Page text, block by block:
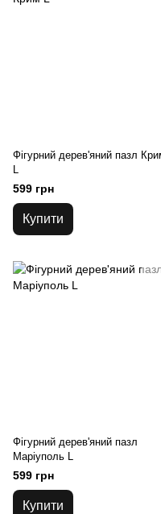
Фігурний дерев'яний пазл
L
599 грн
Купити
Фігурний дерев'яний пазл
Маріуполь L
599 грн
Купити